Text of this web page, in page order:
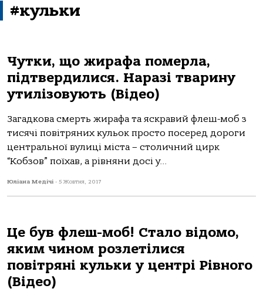
#кульки
Чутки, що жирафа померла,
підтвердилися. Наразі тварину
утилізовують (Відео)
Загадкова смерть жирафа та яскравий флеш-моб з
тисячі повітряних кульок просто посеред дороги
центральної вулиці міста – столичний цирк
“Кобзов” поїхав, а рівняни досі у...
Юліана Медічі - 5 Жовтня, 2017
Це був флеш-моб! Стало відомо,
яким чином розлетілися
повітряні кульки у центрі Рівного
(Відео)